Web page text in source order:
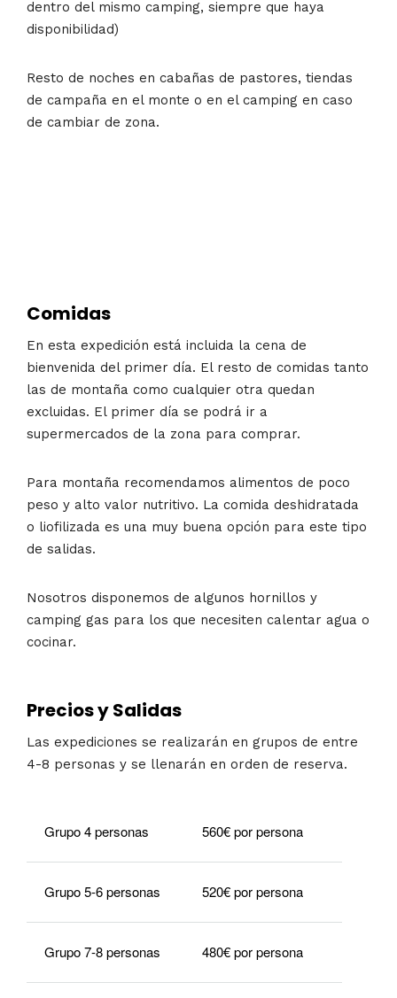
dentro del mismo camping, siempre que haya
disponibilidad)
Resto de noches en cabañas de pastores, tiendas
de campaña en el monte o en el camping en caso
de cambiar de zona.
Comidas
En esta expedición está incluida la cena de
bienvenida del primer día. El resto de comidas tanto
las de montaña como cualquier otra quedan
excluidas. El primer día se podrá ir a
supermercados de la zona para comprar.
Para montaña recomendamos alimentos de poco
peso y alto valor nutritivo. La comida deshidratada
o liofilizada es una muy buena opción para este tipo
de salidas.
Nosotros disponemos de algunos hornillos y
camping gas para los que necesiten calentar agua o
cocinar.
Precios y Salidas
Las expediciones se realizarán en grupos de entre
4-8 personas y se llenarán en orden de reserva.
Grupo 4 personas 560€ por persona
Grupo 5-6 personas 520€ por persona
Grupo 7-8 personas 480€ por persona